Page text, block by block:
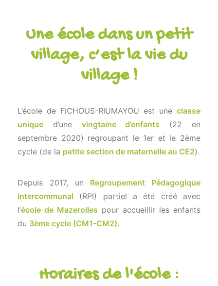
Une école dans un petit
village, c’est la vie du
village !
L’école de FICHOUS-RIUMAYOU est une classe
unique d’une vingtaine d’enfants (22 en
septembre 2020) regroupant le 1er et le 2ème
cycle (de la petite section de maternelle au CE2).
Depuis 2017, un Regroupement Pédagogique
Intercommunal (RPI) partiel a été créé avec
l’école de Mazerolles pour accueillir les enfants
du 3ème cycle (CM1-CM2).
Horaires de l'école :